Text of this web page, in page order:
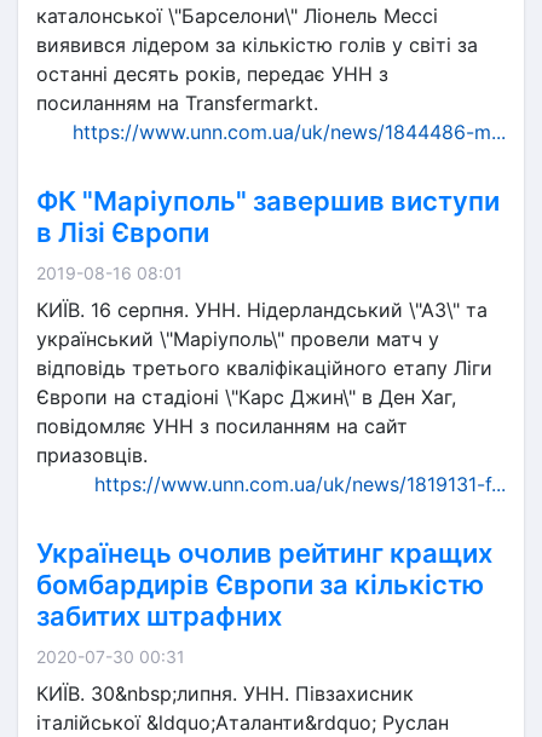
каталонської \"Барселони\" Ліонель Мессі
виявився лідером за кількістю голів у світі за
останні десять років, передає УНН з
посиланням на Transfermarkt.
https://www.unn.com.ua/uk/news/1844486-m...
ФК "Маріуполь" завершив виступи
в Лізі Європи
2019-08-16 08:01
КИЇВ. 16 серпня. УНН. Нідерландський \"АЗ\" та
український \"Маріуполь\" провели матч у
відповідь третього кваліфікаційного етапу Ліги
Європи на стадіоні \"Карс Джин\" в Ден Хаг,
повідомляє УНН з посиланням на сайт
приазовців.
https://www.unn.com.ua/uk/news/1819131-f...
Українець очолив рейтинг кращих
бомбардирів Європи за кількістю
забитих штрафних
2020-07-30 00:31
КИЇВ. 30&nbsp;липня. УНН. Півзахисник
італійської &ldquo;Аталанти&rdquo; Руслан